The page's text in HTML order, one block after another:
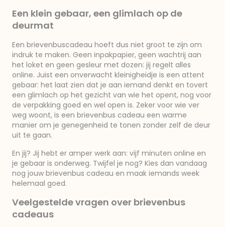
Een klein gebaar, een glimlach op de
deurmat
Een brievenbuscadeau hoeft dus niet groot te zijn om
indruk te maken. Geen inpakpapier, geen wachtrij aan
het loket en geen gesleur met dozen: jij regelt alles
online. Juist een onverwacht kleinigheidje is een attent
gebaar: het laat zien dat je aan iemand denkt en tovert
een glimlach op het gezicht van wie het opent, nog voor
de verpakking goed en wel open is. Zeker voor wie ver
weg woont, is een brievenbus cadeau een warme
manier om je genegenheid te tonen zonder zelf de deur
uit te gaan.
En jij? Jij hebt er amper werk aan: vijf minuten online en
je gebaar is onderweg. Twijfel je nog? Kies dan vandaag
nog jouw brievenbus cadeau en maak iemands week
helemaal goed.
Veelgestelde vragen over brievenbus
cadeaus